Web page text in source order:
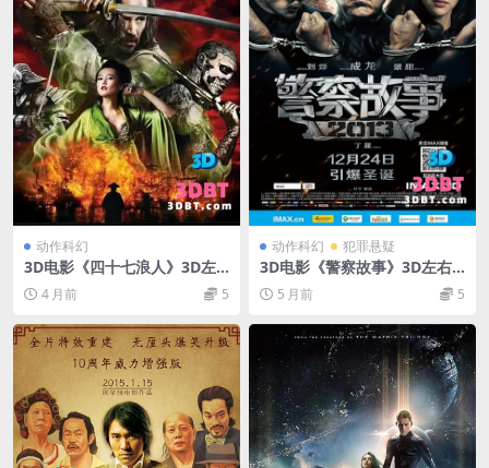
动作科幻
3D电影《四十七浪人》3D左
右格式 高清网盘下载 VR3D电
影 4 月前 5
动作科幻 犯罪悬疑
3D电影《警察故事》3D左右
格式 超清4K 百度网盘下载 VR
3D电影
5 月前 5